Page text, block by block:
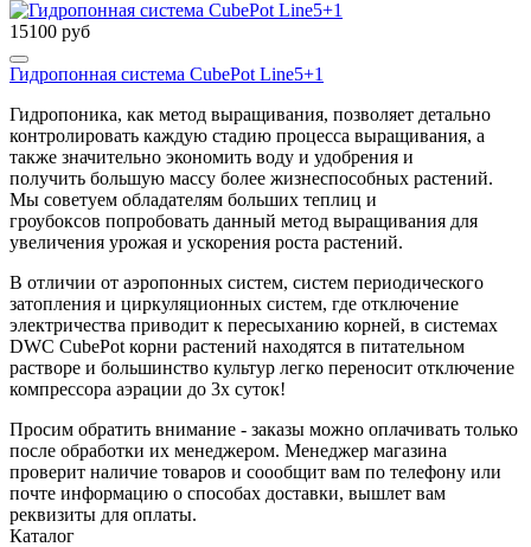
15100 руб
Гидропонная система CubePot Line5+1
Гидропоника, как метод выращивания, позволяет детально
контролировать каждую стадию процесса выращивания, а
также значительно экономить воду и удобрения и
получить большую массу более жизнеспособных растений.
Мы советуем обладателям больших теплиц и
гроубоксов попробовать данный метод выращивания для
увеличения урожая и ускорения роста растений.
В отличии от аэропонных систем, систем периодического
затопления и циркуляционных систем, где отключение
электричества приводит к пересыханию корней, в системах
DWC CubePot корни растений находятся в питательном
растворе и большинство культур легко переносит отключение
компрессора аэрации до 3х суток!
Просим обратить внимание - заказы можно оплачивать только
после обработки их менеджером. Менеджер магазина
проверит наличие товаров и соообщит вам по телефону или
почте информацию о способах доставки, вышлет вам
реквизиты для оплаты.
Каталог